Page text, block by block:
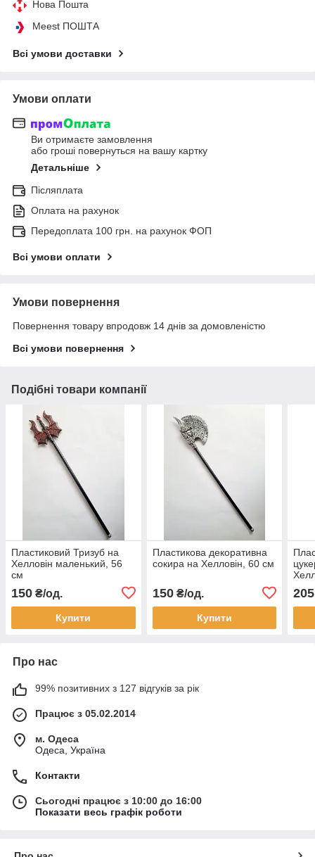
Нова Пошта
Meest ПОШТА
Всі умови доставки
Умови оплати
Ви отримаєте замовлення
або гроші повернуться на вашу картку
Детальніше
Післяплата
Оплата на рахунок
Передоплата 100 грн. на рахунок ФОП
Всі умови оплати
Умови повернення
Повернення товару впродовж 14 днів за домовленістю
Всі умови повернення
Подібні товари компанії
Пластиковий Тризуб на
Хелловін маленький, 56
см
150 ₴/од.
Купити
Пластикова декоративна
сокира на Хелловін, 60 см
150₴/од.
Купити
205
Про нас
99% позитивних з 127 відгуків за рік
Працює з 05.02.2014
м. Одеса
Одеса, Україна
Контакти
Сьогодні працює з 10:00 до 16:00
Показати весь графік роботи